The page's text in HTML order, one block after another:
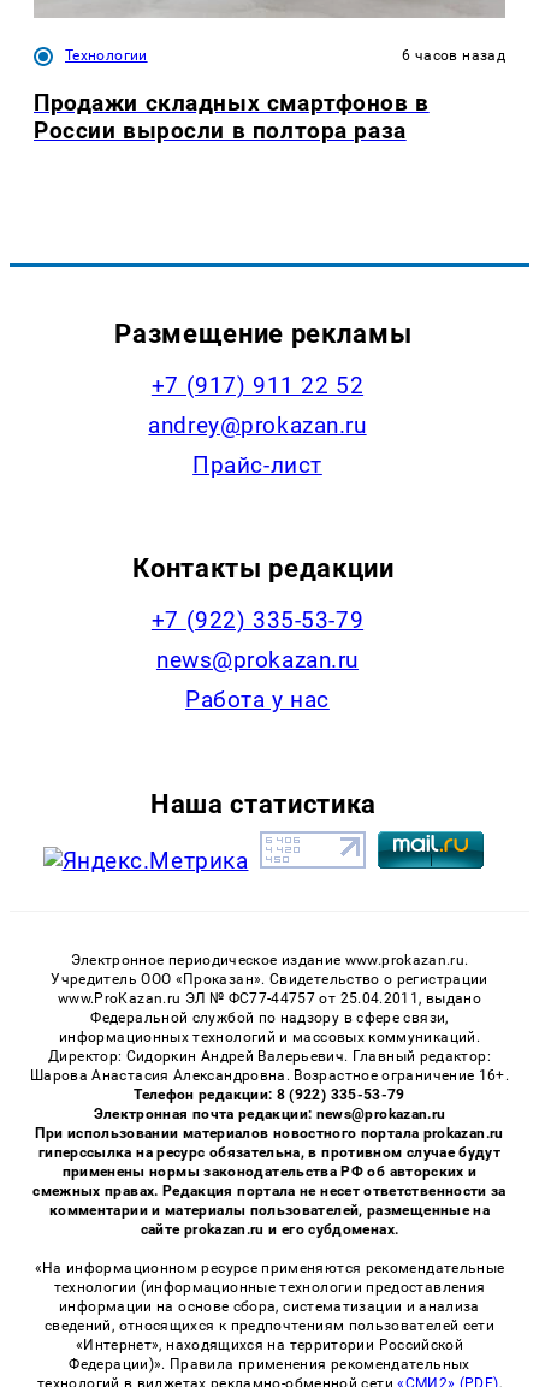
Технологии 6 часов назад
Продажи складных смартфонов в
России выросли в полтора раза
Размещение рекламы
+7 (917) 911 22 52
andrey@prokazan.ru
Прайс-лист
Контакты редакции
+7 (922) 335-53-79
news@prokazan.ru
Работа у нас
Наша статистика
Электронное периодическое издание www.prokazan.ru.
Учредитель ООО «Проказан». Cвидетельство о регистрации
www.ProKazan.ru ЭЛ № ФС77-44757 от 25.04.2011, выдано
Федеральной службой по надзору в сфере связи,
информационных технологий и массовых коммуникаций.
Директор: Сидоркин Андрей Валерьевич. Главный редактор:
Шарова Анастасия Александровна. Возрастное ограничение 16+.
Телефон редакции: 8 (922) 335-53-79
Электронная почта редакции: news@prokazan.ru
При использовании материалов новостного портала prokazan.ru
гиперссылка на ресурс обязательна, в противном случае будут
применены нормы законодательства РФ об авторских и
смежных правах. Редакция портала не несет ответственности за
комментарии и материалы пользователей, размещенные на
сайте prokazan.ru и его субдоменах.
«На информационном ресурсе применяются рекомендательные
технологии (информационные технологии предоставления
информации на основе сбора, систематизации и анализа
сведений, относящихся к предпочтениям пользователей сети
«Интернет», находящихся на территории Российской
Федерации)». Правила применения рекомендательных
технологий в виджетах рекламно-обменной сети«СМИ2» (PDF),